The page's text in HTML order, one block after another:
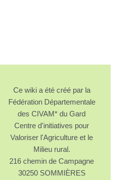
Ce wiki a été créé par la
Fédération Départementale
des CIVAM* du Gard
Centre d'initiatives pour
Valoriser l'Agriculture et le
Milieu rural.
216 chemin de Campagne
30250 SOMMIÈRES